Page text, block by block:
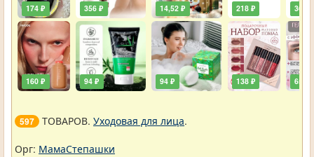
174 ₽
160 ₽
356 ₽
94 ₽
14,52 ₽
94 ₽
218 ₽
138 ₽ 65 ₽
597 ТОВАРОВ. Уходовая для лица.
Орг: МамаСтепашки